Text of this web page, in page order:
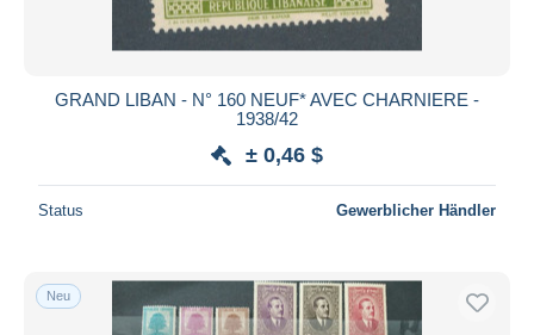
GRAND LIBAN - N° 160 NEUF* AVEC CHARNIERE -
1938/42
± 0,46 $
Status Gewerblicher Händler
Neu